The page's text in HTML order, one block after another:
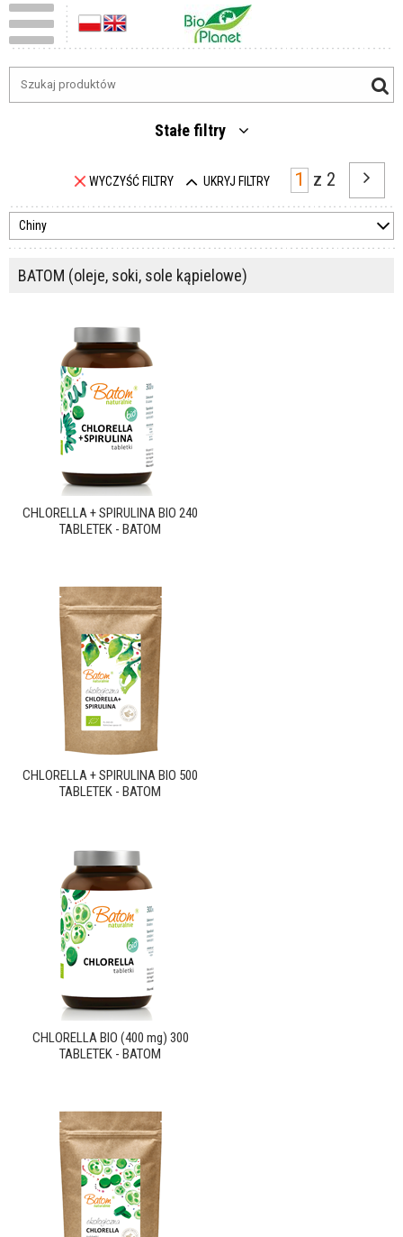
Stałe filtry
WYCZYŚĆ FILTRY UKRYJ FILTRY z 2
Chiny
BATOM (oleje, soki, sole kąpielowe)
CHLORELLA + SPIRULINA BIO 240
TABLETEK - BATOM
CHLORELLA + SPIRULINA BIO 500
TABLETEK - BATOM
CHLORELLA BIO (400 mg) 300
TABLETEK - BATOM